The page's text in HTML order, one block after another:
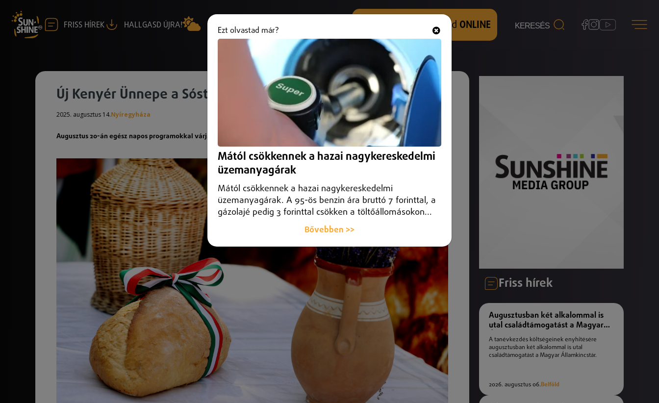
FRISS HÍREK HALLGASD ÚJRA! +36 (20) 316 3000 Hallgasd és nézd ONLINE
Új Kenyér Ünnepe a Sóstói Múzeumfaluban
2025. augusztus 14.Nyíregyháza
Augusztus 20-án egész napos programokkal várja a látogatókat a Sóstói Múzeumfalu az Új Kenyér Ünnepén.
Friss hírek
Augusztusban két alkalommal is
utal családtámogatást a Magyar
Államkincstár
A tanévkezdés költségeinek enyhítésére
augusztusban két alkalommal is utal
családtámogatást a Magyar Államkincstár.
2026. augusztus 06.Belföld
Ezt olvastad már?
Mától csökkennek a hazai nagykereskedelmi
üzemanyagárak
Mától csökkennek a hazai nagykereskedelmi
üzemanyagárak. A 95-ös benzin ára bruttó 7 forinttal, a
gázolajé pedig 3 forinttal csökken a töltőállomásokon...
Bővebben >>